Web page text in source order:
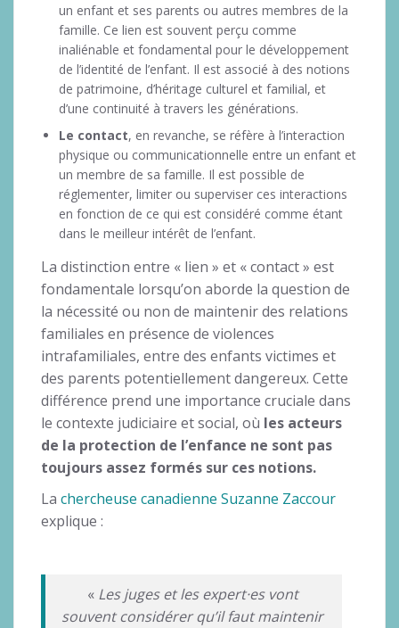
un enfant et ses parents ou autres membres de la
famille. Ce lien est souvent perçu comme
inaliénable et fondamental pour le développement
de l’identité de l’enfant. Il est associé à des notions
de patrimoine, d’héritage culturel et familial, et
d’une continuité à travers les générations.
Le contact, en revanche, se réfère à l’interaction
physique ou communicationnelle entre un enfant et
un membre de sa famille. Il est possible de
réglementer, limiter ou superviser ces interactions
en fonction de ce qui est considéré comme étant
dans le meilleur intérêt de l’enfant.
La distinction entre « lien » et « contact » est
fondamentale lorsqu’on aborde la question de
la nécessité ou non de maintenir des relations
familiales en présence de violences
intrafamiliales, entre des enfants victimes et
des parents potentiellement dangereux. Cette
différence prend une importance cruciale dans
le contexte judiciaire et social, où les acteurs
de la protection de l’enfance ne sont pas
toujours assez formés sur ces notions.
La chercheuse canadienne Suzanne Zaccour
explique :
« Les juges et les expert·es vont
souvent considérer qu’il faut maintenir